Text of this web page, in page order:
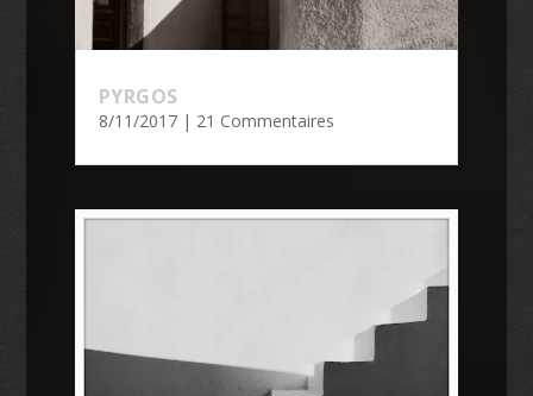
PYRGOS
8/11/2017| 21 Commentaires